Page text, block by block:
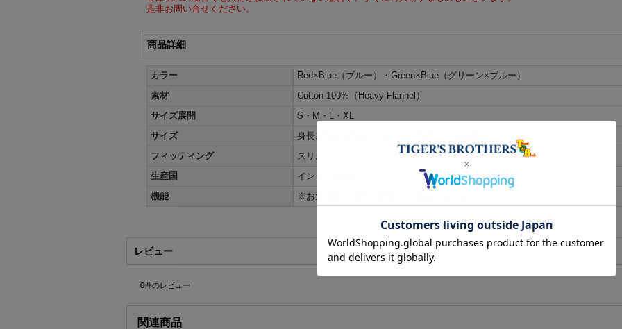
是非お問い合せください。
商品詳細
カラー
Red×Blue（ブルー）・Green×Blue（グリーン×ブルー）
素材
Cotton 100%（Heavy Flannel）
サイズ展開
S・M・L・XL
サイズ
身長173cm/65kgのスタッフがMサイズを着用
フィッティング
スリムフィット
生産国
インド・India
機能
※お洗濯後、縮率が発生する製品となります。
レビュー
0件のレビュー
関連商品